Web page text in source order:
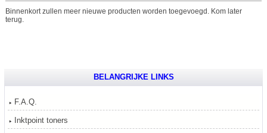
Binnenkort zullen meer nieuwe producten worden toegevoegd. Kom later
terug.
BELANGRIJKE LINKS
F.A.Q.
Inktpoint toners